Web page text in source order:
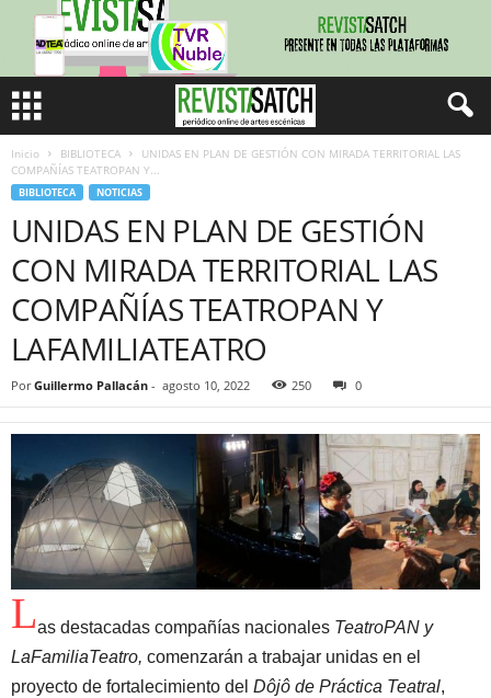
Inicio BIBLIOTECA
UNIDAS EN PLAN DE GESTIÓN CON MIRADA TERRITORIAL LAS
COMPAÑÍAS TEATROPAN Y...
BIBLIOTECA NOTICIAS
UNIDAS EN PLAN DE GESTIÓN
CON MIRADA TERRITORIAL LAS
COMPAÑÍAS TEATROPAN Y
LAFAMILIATEATRO
Por Guillermo Pallacán - agosto 10, 2022 250 0
Las destacadas compañías nacionales TeatroPAN y
LaFamiliaTeatro, comenzarán a trabajar unidas en el
proyecto de fortalecimiento del Dôjô de Práctica Teatral,